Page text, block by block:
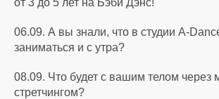
06.09. А вы знали, что в студии A-
заниматься и с утра?
08.09. Что будет с вашим телом через
стретчингом?